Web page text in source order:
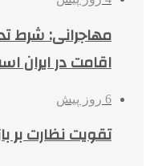
مهاجرانی: شرط
اقامت در ایران
6 روز پیش
تقویت نظارت بر